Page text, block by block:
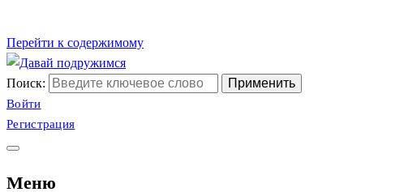
Перейти к содержимому
Сайт христианских знакомств
Давай подружимся
Поиск:
Войти
Регистрация
Меню